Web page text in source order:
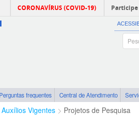
CORONAVÍRUS (COVID-19) Participe
Perguntas frequentes Central de Atendimento
Vigentes Projetos de Pesquisa